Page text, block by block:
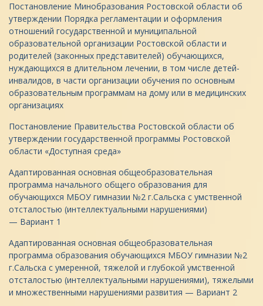
Постановление Минобразования Ростовской области об
утверждении Порядка регламентации и оформления
отношений государственной и муниципальной
образовательной организации Ростовской области и
родителей (законных представителей) обучающихся,
нуждающихся в длительном лечении, в том числе детей-
инвалидов, в части организации обучения по основным
образовательным программам на дому или в медицинских
организациях
Постановление Правительства Ростовской области об
утверждении государственной программы Ростовской
области «Доступная среда»
Адаптированная основная общеобразовательная
программа начального общего образования для
обучающихся МБОУ гимназии №2 г.Сальска с умственной
отсталостью (интеллектуальными нарушениями)
— Вариант 1
Адаптированная основная общеобразовательная
программа образования обучающихся МБОУ гимназии №2
г.Сальска с умеренной, тяжелой и глубокой умственной
отсталостью (интеллектуальными нарушениями), тяжелыми
и множественными нарушениями развития — Вариант 2